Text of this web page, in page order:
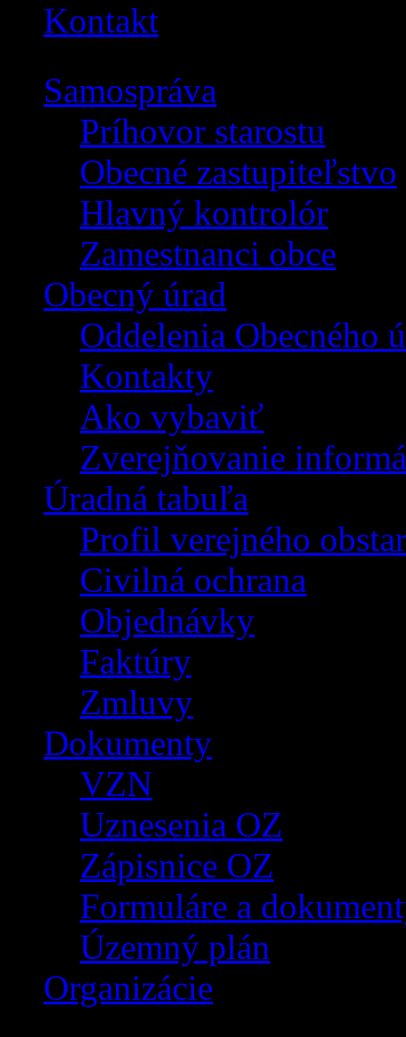
Kontakt
Samospráva
Príhovor starostu
Obecné zastupiteľstvo
Hlavný kontrolór
Zamestnanci obce
Obecný úrad
Oddelenia Obecného
Kontakty
Ako vybaviť
Zverejňovanie
Úradná tabuľa
Profil verejného
Civilná ochrana
Objednávky
Faktúry
Zmluvy
Dokumenty
VZN
Uznesenia OZ
Zápisnice OZ
Formuláre a
Územný plán
Organizácie